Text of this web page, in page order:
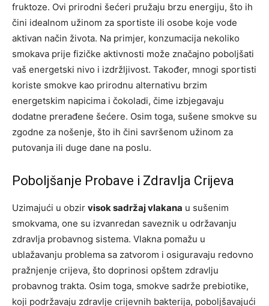
fruktoze. Ovi prirodni šećeri pružaju brzu energiju, što ih
čini idealnom užinom za sportiste ili osobe koje vode
aktivan način života. Na primjer, konzumacija nekoliko
smokava prije fizičke aktivnosti može značajno poboljšati
vaš energetski nivo i izdržljivost. Također, mnogi sportisti
koriste smokve kao prirodnu alternativu brzim
energetskim napicima i čokoladi, čime izbjegavaju
dodatne prerađene šećere. Osim toga, sušene smokve su
zgodne za nošenje, što ih čini savršenom užinom za
putovanja ili duge dane na poslu.
Poboljšanje Probave i Zdravlja Crijeva
Uzimajući u obzir visok sadržaj vlakana u sušenim
smokvama, one su izvanredan saveznik u održavanju
zdravlja probavnog sistema. Vlakna pomažu u
ublažavanju problema sa zatvorom i osiguravaju redovno
pražnjenje crijeva, što doprinosi opštem zdravlju
probavnog trakta. Osim toga, smokve sadrže prebiotike,
koji podržavaju zdravlje crijevnih bakterija, poboljšavajući